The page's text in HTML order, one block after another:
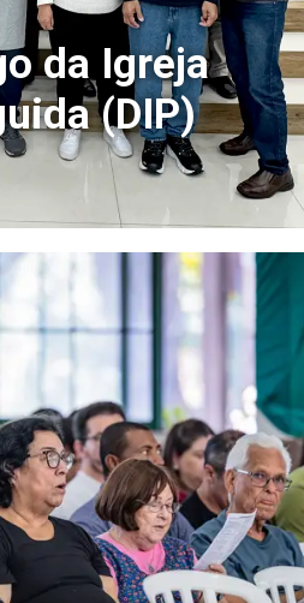
da Igreja
(DIP)